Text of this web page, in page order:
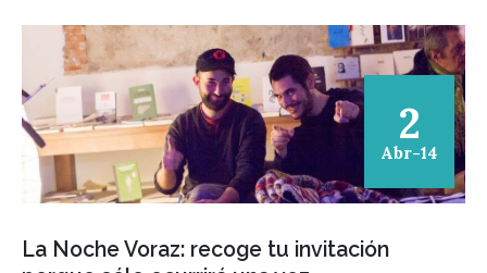
2
Abr-14
La Noche Voraz: recoge tu invitación